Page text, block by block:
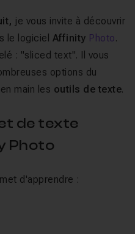
je vous invite à découvrir
le logiciel Affinity Photo.
: "sliced text". Il vous
options du
main les outils de texte.
de texte
Photo
d'apprendre :